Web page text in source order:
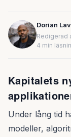
Dorian
Redigerad
4 min
Kapitalets
Under lång tid
modeller,